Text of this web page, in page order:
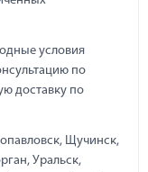
условия
по
доставку по
Щучинск,
Уральск,